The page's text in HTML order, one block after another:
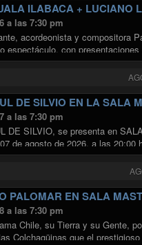
ILABACA + LUCIANO
a las 7:30 pm
acordeonista y compositora
espectáculo, con
internacional …
DE SILVIO EN LA SALA
a las 7:30 pm
DE SILVIO, se presenta en
de agosto de 2026, a las
PALOMAR EN SALA
a las 7:30 pm
Chile, su Tierra y su Gente,
Colchagüinas que el